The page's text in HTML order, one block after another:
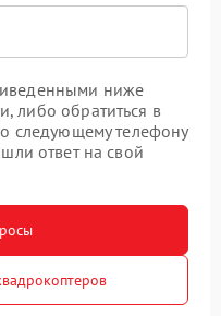
ниже
либо обратиться в
следующему телефону
ответ на свой